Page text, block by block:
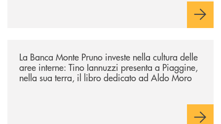
La Banca Monte Pruno investe nella cultura delle
aree interne: Tino Iannuzzi presenta a Piaggine,
nella sua terra, il libro dedicato ad Aldo Moro